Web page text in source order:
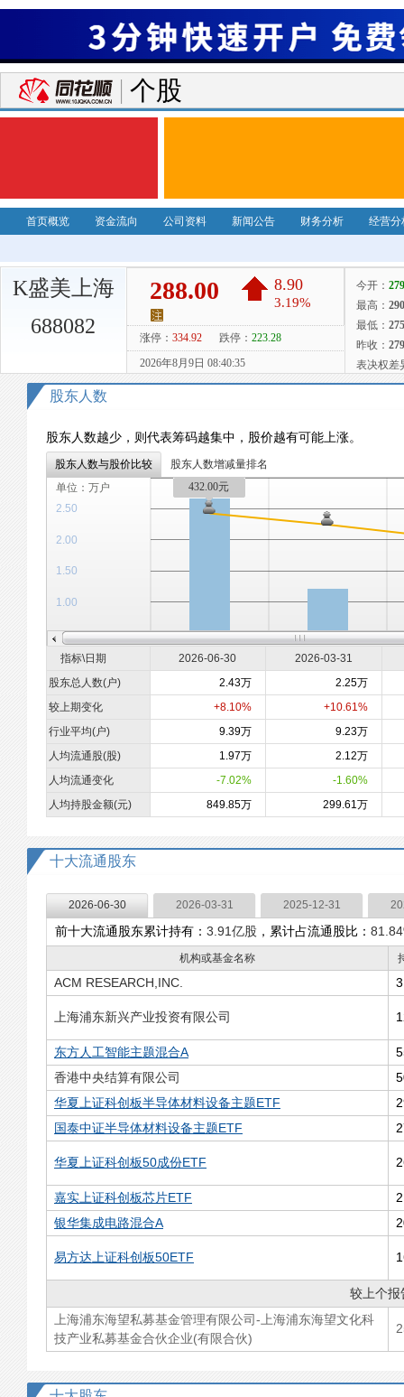
个股
首页概览 资金流向 公司资料 新闻公告 财务分析 经营分
K盛美上海
688082